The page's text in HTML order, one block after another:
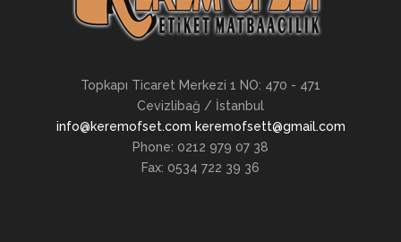
Topkapı Ticaret Merkezi 1 NO: 470 - 471
Cevizlibağ / İstanbul
info@keremofset.com keremofsett@gmail.com
Phone: 0212 979 07 38
Fax: 0534 722 39 36